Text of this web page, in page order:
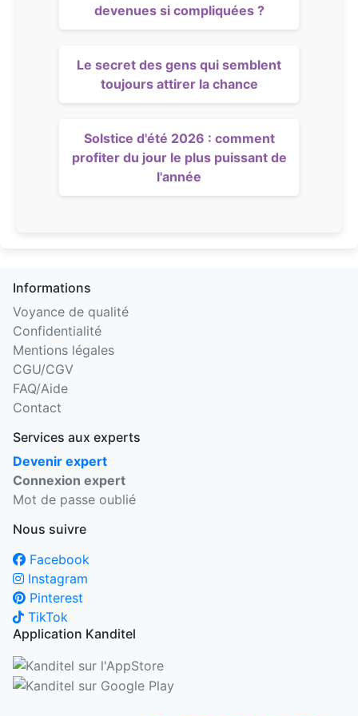
devenues si compliquées ?
Le secret des gens qui semblent
toujours attirer la chance
Solstice d'été 2026 : comment
profiter du jour le plus puissant de
l'année
Informations
Voyance de qualité
Confidentialité
Mentions légales
CGU/CGV
FAQ/Aide
Contact
Services aux experts
Devenir expert
Connexion expert
Mot de passe oublié
Nous suivre
Facebook
Instagram
Pinterest
TikTok
Application Kanditel